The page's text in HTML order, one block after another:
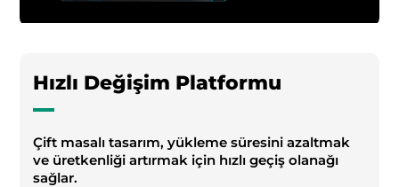
Hızlı Değişim Platformu
Çift masalı tasarım, yükleme süresini azaltmak
ve üretkenliği artırmak için hızlı geçiş olanağı
sağlar.